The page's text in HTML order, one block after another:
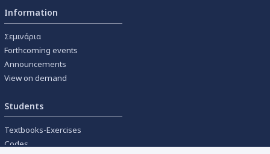
Information
Σεμινάρια
Forthcoming events
Announcements
View on demand
Students
Textbooks-Exercises
Codes